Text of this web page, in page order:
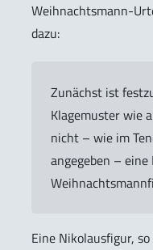
Weihnachtsmann-
dazu:
Zunächst ist
Klagemuster wie
nicht – wie im
angegeben –
Eine Nikolausfigur,